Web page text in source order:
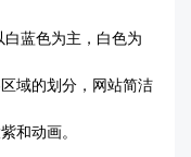
蓝色为主，白色为
域的划分，网站简洁
和动画。